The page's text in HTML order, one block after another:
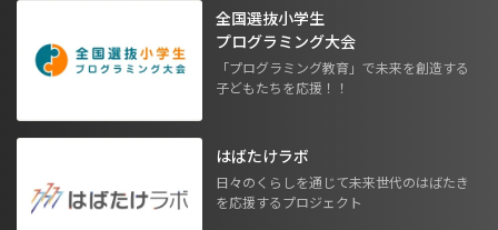
全国選抜小学生
プログラミング大会
「プログラミング教育」で未来を創造する
子どもたちを応援！！
はばたけラボ
日々のくらしを通じて未来世代のはばたき
を応援するプロジェクト